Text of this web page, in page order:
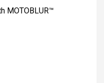
MOTOBLUR™